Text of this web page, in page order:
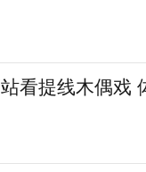
看提线木偶戏